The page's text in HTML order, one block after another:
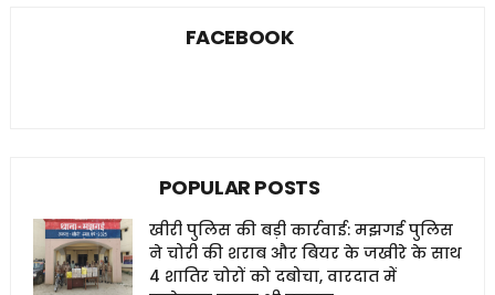
FACEBOOK
POPULAR POSTS
खीरी पुलिस की बड़ी कार्रवाई: मझगई पुलिस
ने चोरी की शराब और बियर के जखीरे के साथ
4 शातिर चोरों को दबोचा, वारदात में